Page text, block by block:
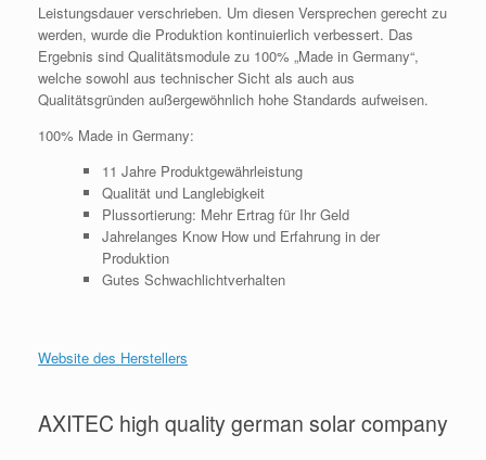
Leistungsdauer verschrieben. Um diesen Versprechen gerecht zu
werden, wurde die Produktion kontinuierlich verbessert. Das
Ergebnis sind Qualitätsmodule zu 100% „Made in Germany“,
welche sowohl aus technischer Sicht als auch aus
Qualitätsgründen außergewöhnlich hohe Standards aufweisen.
100% Made in Germany:
11 Jahre Produktgewährleistung
Qualität und Langlebigkeit
Plussortierung: Mehr Ertrag für Ihr Geld
Jahrelanges Know How und Erfahrung in der
Produktion
Gutes Schwachlichtverhalten
Website des Herstellers
AXITEC high quality german solar company